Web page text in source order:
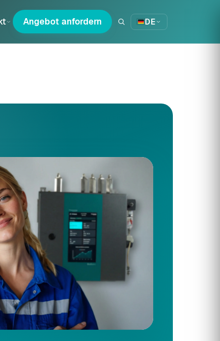
Angebot anfordern DE